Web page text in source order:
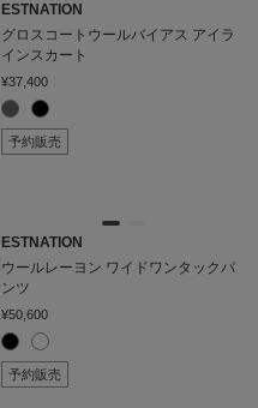
ESTNATION
グロスコートウールバイアス アイラ
インスカート
¥37,400
予約販売
ESTNATION
ウールレーヨン ワイドワンタックパ
ンツ
¥50,600
予約販売